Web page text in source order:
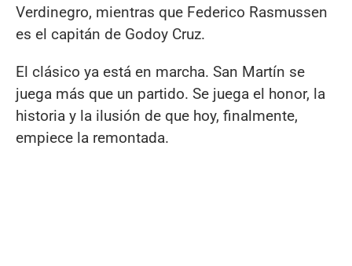
Verdinegro, mientras que Federico Rasmussen
es el capitán de Godoy Cruz.
El clásico ya está en marcha. San Martín se
juega más que un partido. Se juega el honor, la
historia y la ilusión de que hoy, finalmente,
empiece la remontada.